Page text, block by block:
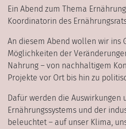
Ein Abend zum Thema
Koordinatorin des
An diesem Abend wollen wir ins
Möglichkeiten der
Nahrung – von nachhaltigem
Projekte vor Ort bis hin zu
Dafür werden die Auswirkungen
Ernährungssystems und der
beleuchtet – auf unser Klima,